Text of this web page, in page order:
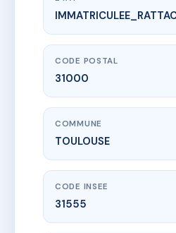
www.vme.plus/
SDC SDC 9 RUE
9 Rue Pierre de Fermat
CODE POSTAL
31000
COMMUNE
TOULOUSE
CODE INSEE
31555